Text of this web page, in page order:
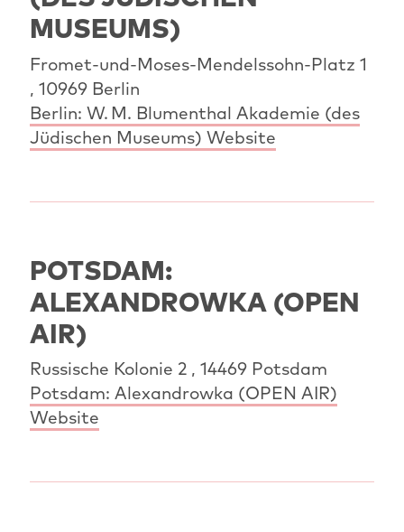
MUSEUMS)
Fromet-und-Moses-Mendelssohn-Platz 1
, 10969 Berlin
Berlin: W. M. Blumenthal Akademie (des
Jüdischen Museums) Website
POTSDAM:
ALEXANDROWKA (OPEN
AIR)
Russische Kolonie 2 , 14469 Potsdam
Potsdam: Alexandrowka (OPEN AIR)
Website